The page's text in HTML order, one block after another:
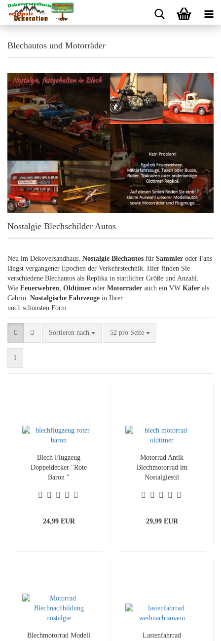
Blechautos und Motorräder
Nostalgie Blechschilder Autos
Neu im Dekoversandhaus, Nostalgie Blechautos für Sammler oder Fans
längst vergangener Epochen der Verkehrstechnik. Hier finden Sie
verschiedene Blechautos als Replika in stattlicher Größe und Anzahl.
Wie Feuerwehren, Oldtimer oder Motorräder auch ein VW Käfer als
Cabrio. Nostalgische Fahrzeuge in Ihrer
noch schönsten Form
Sortieren nach
Sortieren nach 52 pro Seite
pro Seite
1
Blech Flugzeug
Doppeldecker "Rote
Baron "
24,99 EUR
Motorrad Antik
Blechmotorrad im
Nostalgiestil
29,99 EUR
Blechmotorrad Modell
Lastenfahrrad